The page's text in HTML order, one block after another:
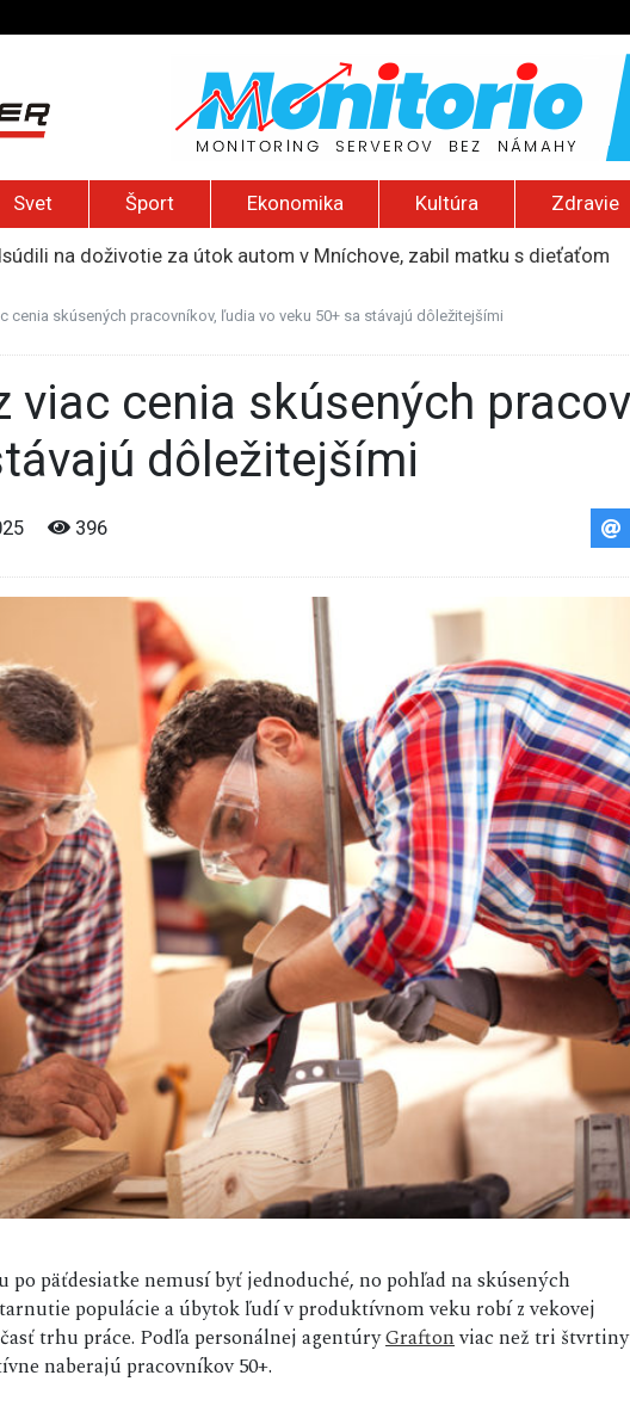
Svet Šport Ekonomika Kultúra Zdravie
na doživotie za útok autom v Mníchove, zabil matku s dieťaťom
Christina Assi získa medzinárodné ocenenie za slobodu tlače
cenia skúsených pracovníkov, ľudia vo veku 50+ sa stávajú dôležitejšími
dôležitejšími
396
po päťdesiatke nemusí byť jednoduché, no pohľad na skúsených
populácie a úbytok ľudí v produktívnom veku robí z vekovej
trhu práce. Podľa personálnej agentúryGraftonviac než tri štvrtiny
naberajú pracovníkov 50+.